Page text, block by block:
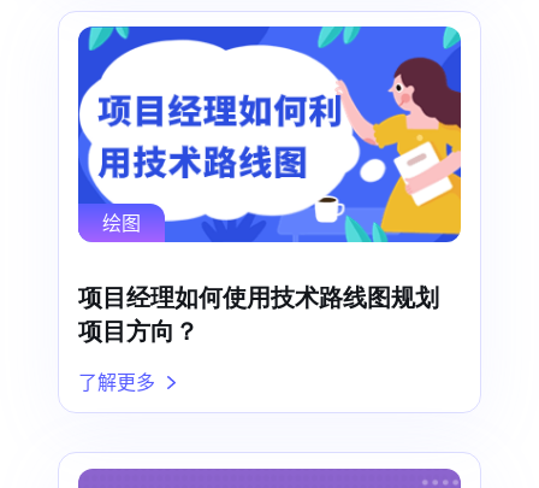
绘图
项目经理如何使用技术路线图规划
项目方向？
了解更多